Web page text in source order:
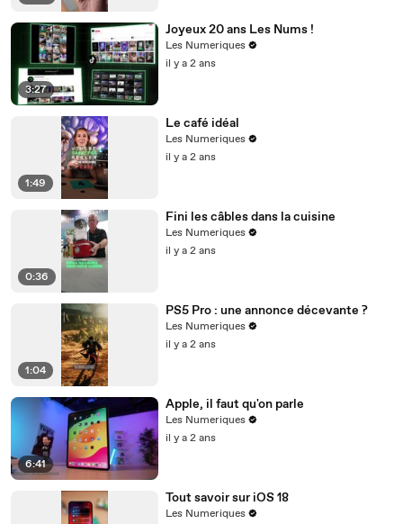
3:27
Joyeux 20 ans Les Nums !
Les Numeriques
il y a 2 ans
1:49
Le café idéal
Les Numeriques
il y a 2 ans
0:36
Fini les câbles dans la cuisine
Les Numeriques
il y a 2 ans
1:04
PS5 Pro : une annonce décevante ?
Les Numeriques
il y a 2 ans
6:41
Apple, il faut qu'on parle
Les Numeriques
il y a 2 ans
Tout savoir sur iOS 18
Les Numeriques